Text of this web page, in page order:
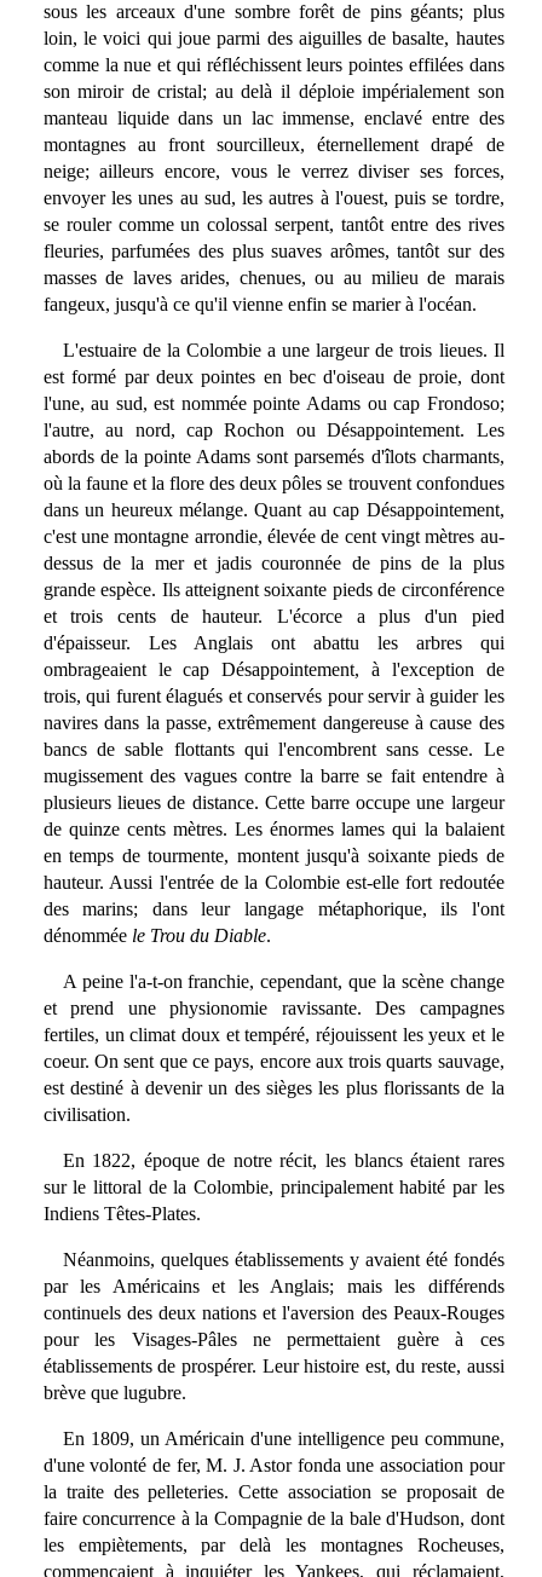
sous les arceaux d'une sombre forêt de pins géants; plus
loin, le voici qui joue parmi des aiguilles de basalte, hautes
comme la nue et qui réfléchissent leurs pointes effilées dans
son miroir de cristal; au delà il déploie impérialement son
manteau liquide dans un lac immense, enclavé entre des
montagnes au front sourcilleux, éternellement drapé de
neige; ailleurs encore, vous le verrez diviser ses forces,
envoyer les unes au sud, les autres à l'ouest, puis se tordre,
se rouler comme un colossal serpent, tantôt entre des rives
fleuries, parfumées des plus suaves arômes, tantôt sur des
masses de laves arides, chenues, ou au milieu de marais
fangeux, jusqu'à ce qu'il vienne enfin se marier à l'océan.
L'estuaire de la Colombie a une largeur de trois lieues. Il
est formé par deux pointes en bec d'oiseau de proie, dont
l'une, au sud, est nommée pointe Adams ou cap Frondoso;
l'autre, au nord, cap Rochon ou Désappointement. Les
abords de la pointe Adams sont parsemés d'îlots charmants,
où la faune et la flore des deux pôles se trouvent confondues
dans un heureux mélange. Quant au cap Désappointement,
c'est une montagne arrondie, élevée de cent vingt mètres au-
dessus de la mer et jadis couronnée de pins de la plus
grande espèce. Ils atteignent soixante pieds de circonférence
et trois cents de hauteur. L'écorce a plus d'un pied
d'épaisseur. Les Anglais ont abattu les arbres qui
ombrageaient le cap Désappointement, à l'exception de
trois, qui furent élagués et conservés pour servir à guider les
navires dans la passe, extrêmement dangereuse à cause des
bancs de sable flottants qui l'encombrent sans cesse. Le
mugissement des vagues contre la barre se fait entendre à
plusieurs lieues de distance. Cette barre occupe une largeur
de quinze cents mètres. Les énormes lames qui la balaient
en temps de tourmente, montent jusqu'à soixante pieds de
hauteur. Aussi l'entrée de la Colombie est-elle fort redoutée
des marins; dans leur langage métaphorique, ils l'ont
dénommée le Trou du Diable.
A peine l'a-t-on franchie, cependant, que la scène change
et prend une physionomie ravissante. Des campagnes
fertiles, un climat doux et tempéré, réjouissent les yeux et le
coeur. On sent que ce pays, encore aux trois quarts sauvage,
est destiné à devenir un des sièges les plus florissants de la
civilisation.
En 1822, époque de notre récit, les blancs étaient rares
sur le littoral de la Colombie, principalement habité par les
Indiens Têtes-Plates.
Néanmoins, quelques établissements y avaient été fondés
par les Américains et les Anglais; mais les différends
continuels des deux nations et l'aversion des Peaux-Rouges
pour les Visages-Pâles ne permettaient guère à ces
établissements de prospérer. Leur histoire est, du reste, aussi
brève que lugubre.
En 1809, un Américain d'une intelligence peu commune,
d'une volonté de fer, M. J. Astor fonda une association pour
la traite des pelleteries. Cette association se proposait de
faire concurrence à la Compagnie de la bale d'Hudson, dont
les empiètements, par delà les montagnes Rocheuses,
commençaient à inquiéter les Yankees, qui réclamaient,